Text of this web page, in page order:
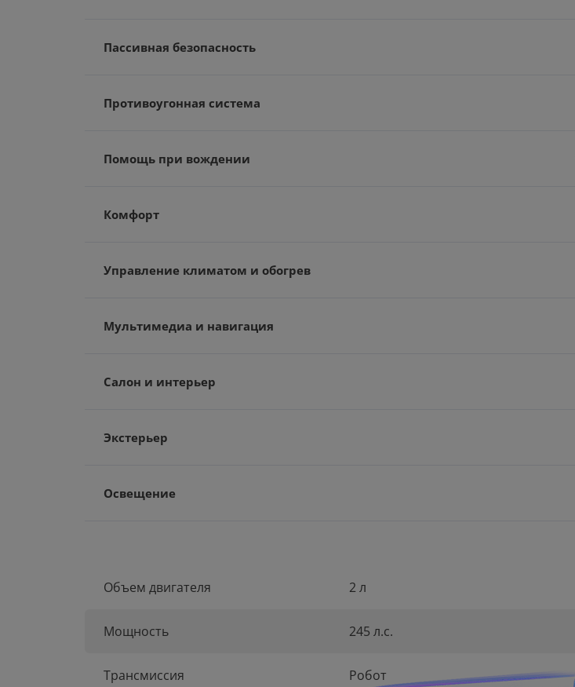
Пассивная безопасность
Противоугонная система
Помощь при вождении
Комфорт
Управление климатом и обогрев
Мультимедиа и навигация
Салон и интерьер
Экстерьер
Освещение
Объем двигателя 2 л
Мощность 245 л.с.
Трансмиссия Робот